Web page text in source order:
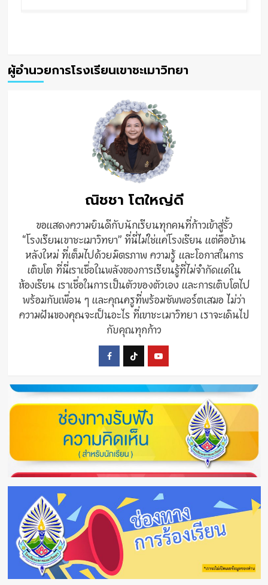
ผู้อำนวยการโรงเรียนเขาชะเมาวิทยา
ณิชชา โตใหญ่ดี
ขอแสดงความยินดีกับนักเรียนทุกคนที่ก้าวเข้าสู่รั้ว
“โรงเรียนเขาชะเมาวิทยา” ที่นี่ไม่ใช่แค่โรงเรียน แต่คือบ้าน
หลังใหม่ ที่เต็มไปด้วยมิตรภาพ ความรู้ และโอกาสในการ
เติบโต ที่นี่เราเชื่อในพลังของการเรียนรู้ที่ไม่จำกัดแค่ใน
ห้องเรียน เราเชื่อในการเป็นตัวของตัวเอง และการเติบโตไป
พร้อมกับเพื่อน ๆ และคุณครูที่พร้อมซัพพอร์ตเสมอ ไม่ว่า
ความฝันของคุณจะเป็นอะไร ที่เขาชะเมาวิทยา เราจะเดินไป
กับคุณทุกก้าว